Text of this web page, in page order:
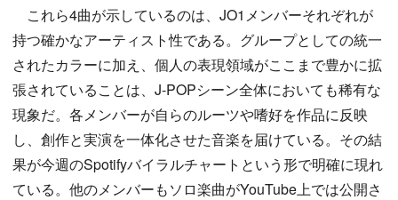
これら4曲が示しているのは、JO1メンバーそれぞれが
持つ確かなアーティスト性である。グループとしての統一
されたカラーに加え、個人の表現領域がここまで豊かに拡
張されていることは、J-POPシーン全体においても稀有な
現象だ。各メンバーが自らのルーツや嗜好を作品に反映
し、創作と実演を一体化させた音楽を届けている。その結
果が今週のSpotifyバイラルチャートという形で明確に現れ
ている。他のメンバーもソロ楽曲がYouTube上では公開さ